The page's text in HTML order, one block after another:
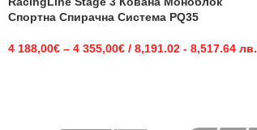
Спортна Спирачна Система PQ35
4 188,00€ – 4 355,00€ / 8,191.02 - 8,517.64 лв.